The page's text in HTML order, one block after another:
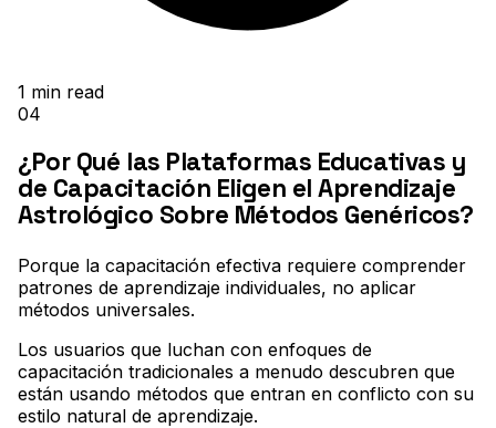
1 min read
04
¿Por Qué las Plataformas Educativas y
de Capacitación Eligen el Aprendizaje
Astrológico Sobre Métodos Genéricos?
Porque la capacitación efectiva requiere comprender
patrones de aprendizaje individuales, no aplicar
métodos universales.
Los usuarios que luchan con enfoques de
capacitación tradicionales a menudo descubren que
están usando métodos que entran en conflicto con su
estilo natural de aprendizaje.